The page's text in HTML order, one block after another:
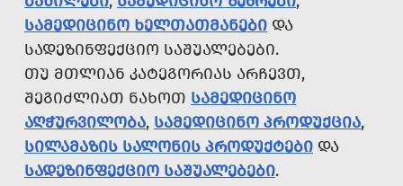
ᲡᲐᲛᲔᲓᲘᲪᲘᲜᲝ ᲮᲔᲚᲗᲐᲗᲛᲐᲜᲔᲑᲘ ᲓᲐ
ᲡᲐᲓᲔᲖᲘᲜᲤᲔᲥᲪᲘᲝ ᲡᲐᲨᲣᲐᲚᲔᲑᲔᲑᲘ.
ᲗᲣ ᲛᲗᲚᲘᲐᲜ ᲙᲐᲢᲔᲒᲝᲠᲘᲐᲡ ᲐᲠᲩᲔᲕᲗ,
ᲨᲔᲒᲘᲫᲚᲘᲐᲗ ᲜᲐᲮᲝᲗ ᲡᲐᲛᲔᲓᲘᲪᲘᲜᲝ
ᲐᲦᲭᲣᲠᲕᲘᲚᲝᲑᲐ, ᲡᲐᲛᲔᲓᲘᲪᲘᲜᲝ ᲞᲠᲝᲓᲣᲥᲪᲘᲐ,
ᲡᲘᲚᲐᲛᲐᲖᲘᲡ ᲡᲐᲚᲝᲜᲘᲡ ᲞᲠᲝᲓᲣᲥᲢᲔᲑᲘ ᲓᲐ
ᲡᲐᲓᲔᲖᲘᲜᲤᲔᲥᲪᲘᲝ ᲡᲐᲨᲣᲐᲚᲔᲑᲔᲑᲘ.